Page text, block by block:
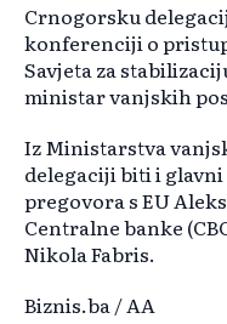
Crnogorsku
konferenciji o
Savjeta za
ministar vanjskih
Iz Ministarstva
delegaciji biti i
pregovora s EU
Centralne banke
Nikola Fabris.
Biznis.ba / AA